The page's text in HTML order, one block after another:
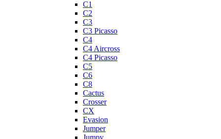
C1
C2
C3
C3 Picasso
C4
C4 Aircross
C4 Picasso
C5
C6
C8
Cactus
Crosser
CX
Evasion
Jumper
Jumpy